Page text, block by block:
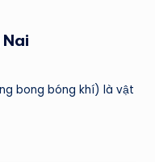
bong bóng khí) là vật